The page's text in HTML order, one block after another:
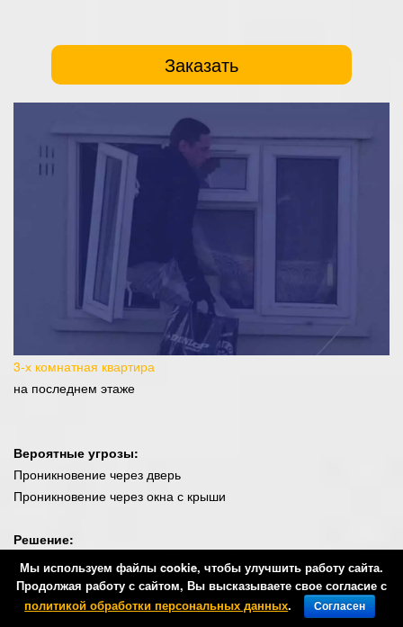
Заказать
3-х комнатная квартира
на последнем этаже
Вероятные угрозы:
Проникновение через дверь
Проникновение через окна с крыши
Решение:
Защита кухни, трех комнат и коридора датчиками движения
+ датчик открытия на входную дверь
Главная Заказать Контакты Скидки Кабинет
Мы используем файлы cookie, чтобы улучшить работу сайта.
Продолжая работу с сайтом, Вы высказываете свое согласие с
политикой обработки персональных данных. Согласен